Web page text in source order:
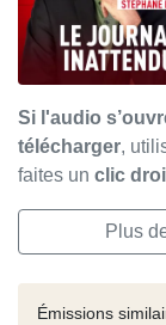
Si l'audio
télécharger,
faites un clic
Plus
Émissions